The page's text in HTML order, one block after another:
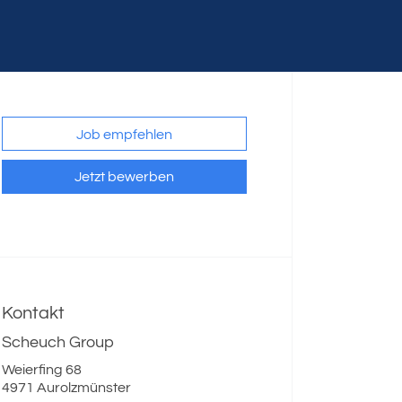
Job empfehlen
Jetzt bewerben
Kontakt
Scheuch Group
Weierfing 68
4971 Aurolzmünster